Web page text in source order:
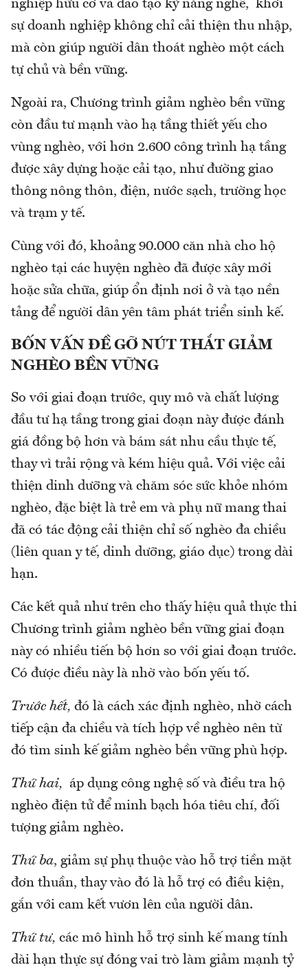
nghiệp hữu cơ và đào tạo kỹ năng nghề, khởi
sự doanh nghiệp không chỉ cải thiện thu nhập,
mà còn giúp người dân thoát nghèo một cách
tự chủ và bền vững.
Ngoài ra, Chương trình giảm nghèo bền vững
còn đầu tư mạnh vào hạ tầng thiết yếu cho
vùng nghèo, với hơn 2.600 công trình hạ tầng
được xây dựng hoặc cải tạo, như đường giao
thông nông thôn, điện, nước sạch, trường học
và trạm y tế.
Cùng với đó, khoảng 90.000 căn nhà cho hộ
nghèo tại các huyện nghèo đã được xây mới
hoặc sửa chữa, giúp ổn định nơi ở và tạo nền
tảng để người dân yên tâm phát triển sinh kế.
BỐN VẤN ĐỀ GỠ NÚT THẮT GIẢM
NGHÈO BỀN VỮNG
So với giai đoạn trước, quy mô và chất lượng
đầu tư hạ tầng trong giai đoạn này được đánh
giá đồng bộ hơn và bám sát nhu cầu thực tế,
thay vì trải rộng và kém hiệu quả. Với việc cải
thiện dinh dưỡng và chăm sóc sức khỏe nhóm
nghèo, đặc biệt là trẻ em và phụ nữ mang thai
đã có tác động cải thiện chỉ số nghèo đa chiều
(liên quan y tế, dinh dưỡng, giáo dục) trong dài
hạn.
Các kết quả như trên cho thấy hiệu quả thực thi
Chương trình giảm nghèo bền vững giai đoạn
này có nhiều tiến bộ hơn so với giai đoạn trước.
Có được điều này là nhờ vào bốn yếu tố.
Trước hết, đó là cách xác định nghèo, nhờ cách
tiếp cận đa chiều và tích hợp về nghèo nên từ
đó tìm sinh kế giảm nghèo bền vững phù hợp.
Thứ hai, áp dụng công nghệ số và điều tra hộ
nghèo điện tử để minh bạch hóa tiêu chí, đối
tượng giảm nghèo.
Thứ ba, giảm sự phụ thuộc vào hỗ trợ tiền mặt
đơn thuần, thay vào đó là hỗ trợ có điều kiện,
gắn với cam kết vươn lên của người dân.
Thứ tư, các mô hình hỗ trợ sinh kế mang tính
dài hạn thực sự đóng vai trò làm giảm mạnh tỷ